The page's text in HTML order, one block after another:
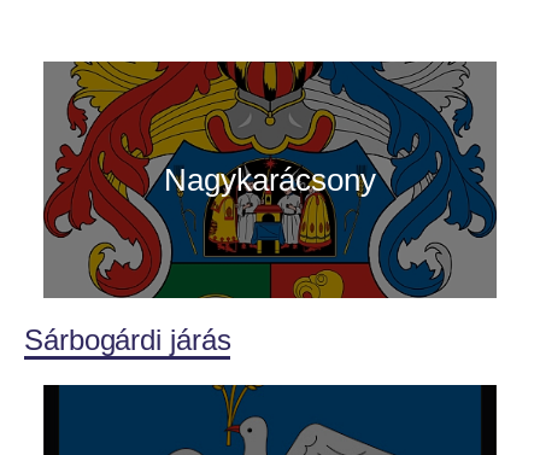
Nagykarácsony
Sárbogárdi járás